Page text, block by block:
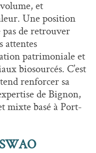
et
Une position
de retrouver
attentes
patrimoniale et
biosourcés. C’est
renforcer sa
de Bignon,
mixte basé à Port-